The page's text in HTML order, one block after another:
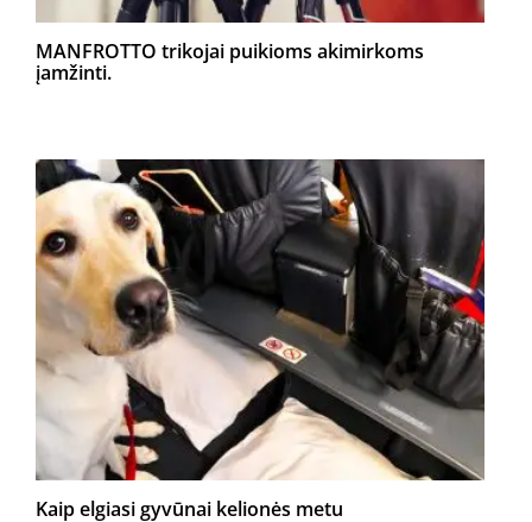
MANFROTTO trikojai puikioms akimirkoms
įamžinti.
Kaip elgiasi gyvūnai kelionės metu